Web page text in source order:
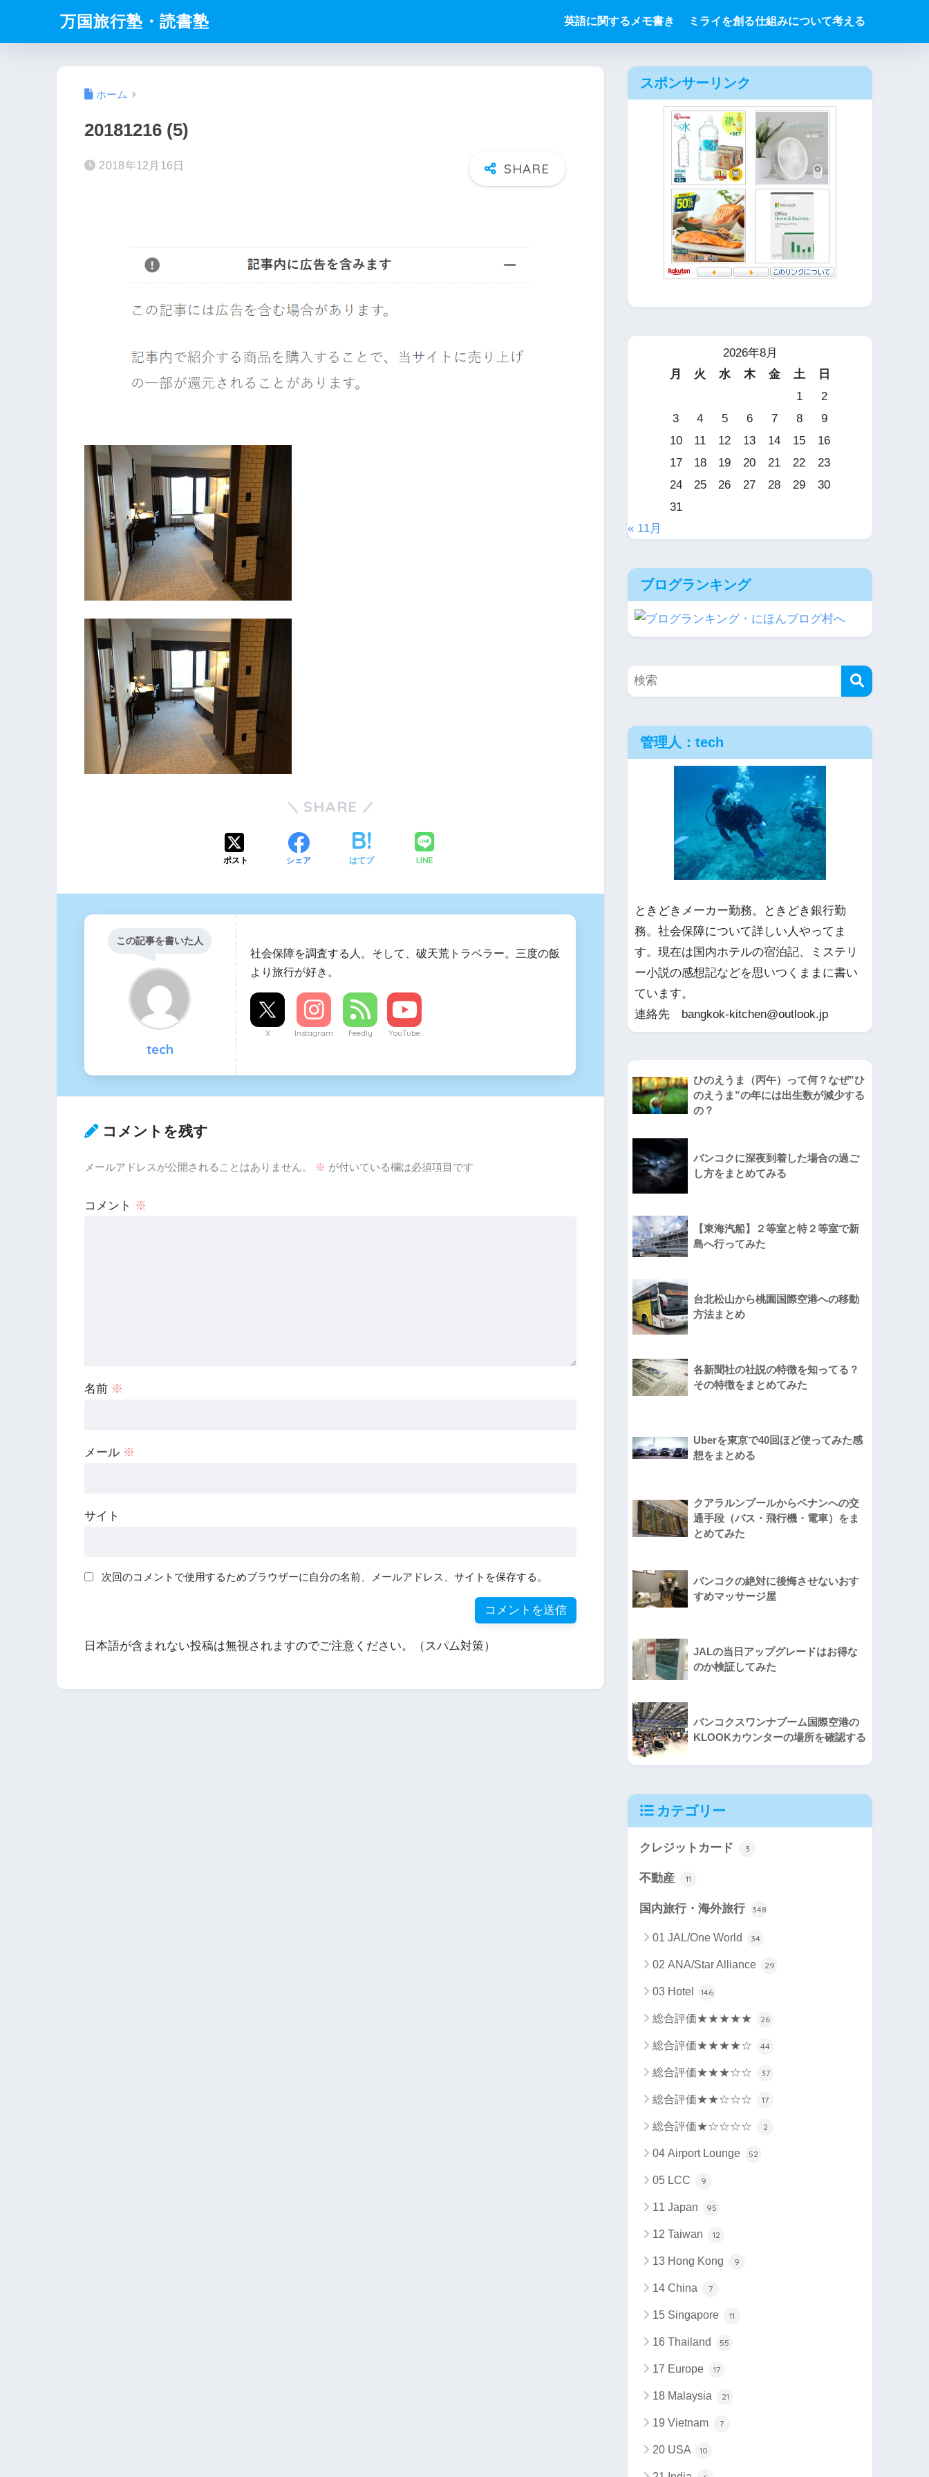
万国旅行塾・読書塾 英語に関するメモ書き ミライを創る仕組みについて考える
ホーム
20181216 (5)
2018年12月16日
SHARE
ポスト シェア はてブ LINE
この記事を書いた人
tech
社会保障を調査する人。そして、破天荒トラベラー。三度の飯
より旅行が好き。
X Instagram Feedly YouTube
コメントを残す
メールアドレスが公開されることはありません。 ※ が付いている欄は必須項目です
コメント ※
名前 ※
メール ※
サイト
次回のコメントで使用するためブラウザーに自分の名前、メールアドレス、サイトを保存する。
日本語が含まれない投稿は無視されますのでご注意ください。（スパム対策）
スポンサーリンク
2026年8月
月
火 水 木 金 土
日
1
2
3
4 5 6 7 8
9
10
11 12 13 14 15
16
17
18 19 20 21 22
23
24
25 26 27 28 29
30
31
« 11月
ブログランキング
管理人：tech
ときどきメーカー勤務。ときどき銀行勤
務。社会保障について詳しい人やってま
す。現在は国内ホテルの宿泊記、ミステリ
ー小説の感想記などを思いつくままに書い
ています。
連絡先 bangkok-kitchen@outlook.jp
ひのえうま（丙午）って何？なぜ”ひ
のえうま”の年には出生数が減少する
の？
バンコクに深夜到着した場合の過ご
し方をまとめてみる
【東海汽船】２等室と特２等室で新
島へ行ってみた
台北松山から桃園国際空港への移動
方法まとめ
各新聞社の社説の特徴を知ってる？
その特徴をまとめてみた
Uberを東京で40回ほど使ってみた感
想をまとめる
クアラルンプールからペナンへの交
通手段（バス・飛行機・電車）をま
とめてみた
バンコクの絶対に後悔させないおす
すめマッサージ屋
JALの当日アップグレードはお得な
のか検証してみた
バンコクスワンナプーム国際空港の
KLOOKカウンターの場所を確認する
カテゴリー
クレジットカード 3
不動産 11
国内旅行・海外旅行 348
01 JAL/One World 34
02 ANA/Star Alliance 29
03 Hotel 146
総合評価★★★★★ 26
総合評価★★★★☆ 44
総合評価★★★☆☆ 37
総合評価★★☆☆☆ 17
総合評価★☆☆☆☆ 2
04 Airport Lounge 52
05 LCC 9
11 Japan 95
12 Taiwan 12
13 Hong Kong 9
14 China 7
15 Singapore 11
16 Thailand 55
17 Europe 17
18 Malaysia 21
19 Vietnam 7
20 USA 10